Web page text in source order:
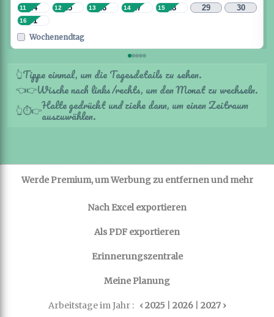
24
11 25
12 26
13 27
14 28
15 29
30
31
16
Wochenendtag
👆Tippe einmal, um die Tagesdetails zu sehen.
👈👉Wische nach links/rechts, um den Monat zu wechseln.
👆⏱️👉Halte gedrückt und ziehe dann, um einen Zeitraum
auszuwählen.
Werde Premium, um Werbung zu entfernen und mehr
Nach Excel exportieren
Als PDF exportieren
Erinnerungszentrale
Meine Planung
Arbeitstage im Jahr : ‹ 2025 2026 2027 ›